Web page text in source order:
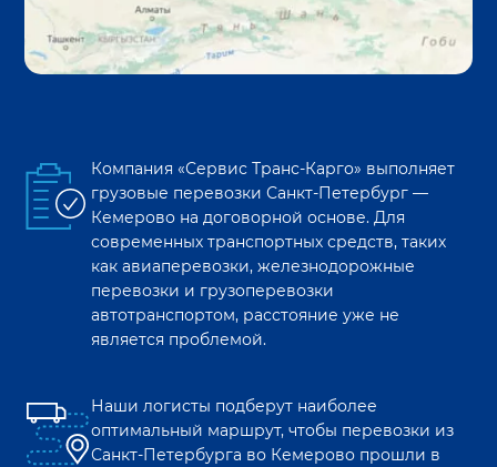
Компания «Сервис Транс-Карго» выполняет
грузовые перевозки Санкт-Петербург —
Кемерово на договорной основе. Для
современных транспортных средств, таких
как авиаперевозки, железнодорожные
перевозки и грузоперевозки
автотранспортом, расстояние уже не
является проблемой.
Наши логисты подберут наиболее
оптимальный маршрут, чтобы перевозки из
Санкт-Петербурга во Кемерово прошли в